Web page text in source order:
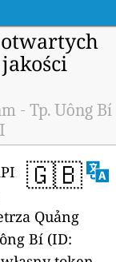
- Tp. Uông Bí
🇬🇧
Quảng
Bí (ID: